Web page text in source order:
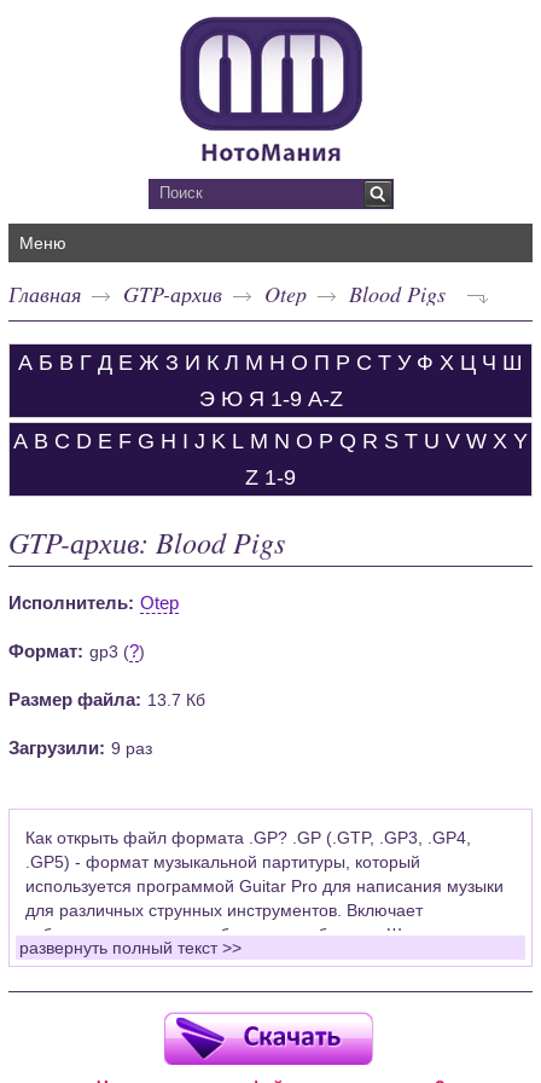
Меню
Главная GTP-архив Otep Blood Pigs
А Б В Г Д Е Ж З И К Л М Н О П Р С Т У Ф Х Ц Ч Ш
Э Ю Я 1-9 A-Z
A B C D E F G H I J K L M N O P Q R S T U V W X Y
Z 1-9
GTP-архив: Blood Pigs
Исполнитель: Otep
Формат: gp3 (?)
Размер файла: 13.7 Кб
Загрузили: 9 раз
Как открыть файл формата .GP? .GP (.GTP, .GP3, .GP4,
.GP5) - формат музыкальной партитуры, который
используется программой Guitar Pro для написания музыки
для различных струнных инструментов. Включает
табулатуры для гитары, бас-гитары, банджо. Широко
применяется для создания партитур, которые затем
Для открытия нот этого формата Вам необходимо
установить у себя на рабочем компьютере программу Guitar
Pro (желательно, последней версии). Скачать её можно с
развернуть полный текст >>